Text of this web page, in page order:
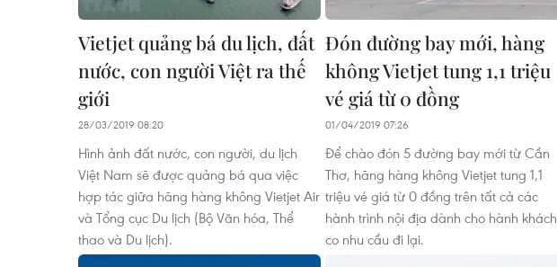
Vietjet quảng bá du lịch, đất
nước, con người Việt ra thế
giới
28/03/2019 08:20
Hình ảnh đất nước, con người, du lịch
Việt Nam sẽ được quảng bá qua việc
hợp tác giữa hãng hàng không Vietjet Air
và Tổng cục Du lịch (Bộ Văn hóa, Thể
thao và Du lịch).
Đón đường bay mới, hàng
không Vietjet tung 1,1 triệu
vé giá từ 0 đồng
01/04/2019 07:26
Để chào đón 5 đường bay mới từ Cần
Thơ, hãng hàng không Vietjet tung 1,1
triệu vé giá từ 0 đồng trên tất cả các
hành trình nội địa dành cho hành khách
co nhu cầu đi lại.